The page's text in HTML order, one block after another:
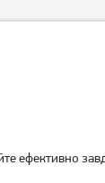
ефективно